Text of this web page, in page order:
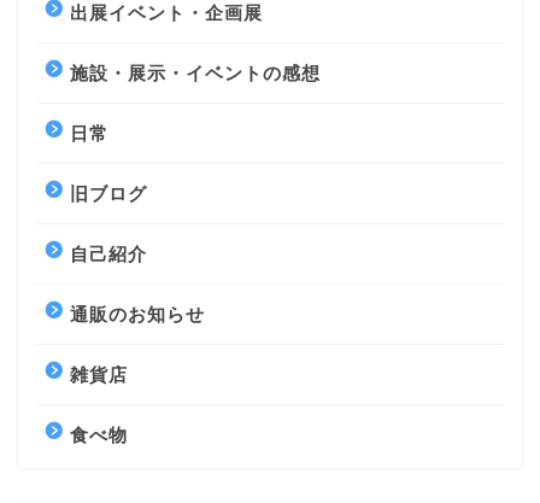
出展イベント・企画展
施設・展示・イベントの感想
日常
旧ブログ
自己紹介
通販のお知らせ
雑貨店
食べ物